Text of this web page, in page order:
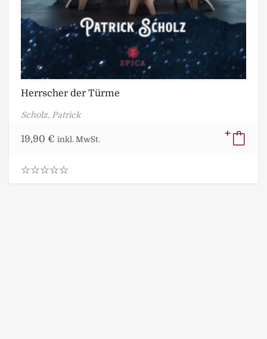
Herrscher der Türme
Scholz, Patrick
19,90 € inkl. MwSt.